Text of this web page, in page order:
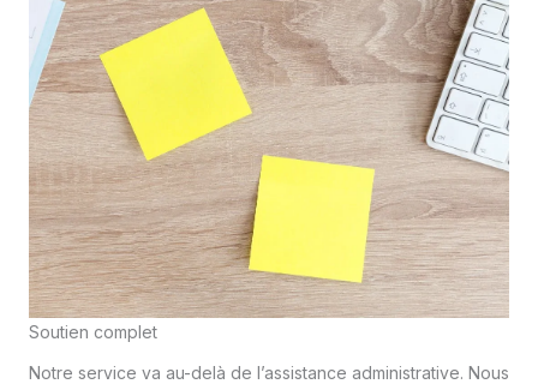
Soutien complet
Notre service va au-delà de l’assistance administrative. Nous